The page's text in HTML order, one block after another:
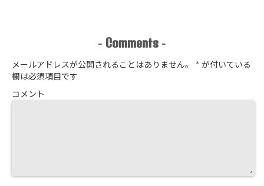
- Comments -
メールアドレスが公開されることはありません。 * が付いている
欄は必須項目です
コメント